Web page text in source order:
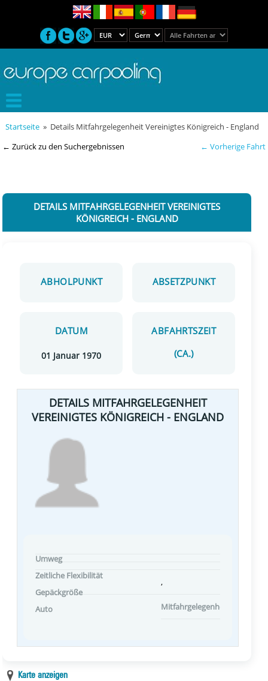
Startseite » Details Mitfahrgelegenheit Vereinigtes Königreich - England
← Zurück zu den Suchergebnissen
← Vorherige Fahrt
DETAILS MITFAHRGELEGENHEIT VEREINIGTES
KÖNIGREICH - ENGLAND
ABHOLPUNKT ABSETZPUNKT
DATUM
01 Januar 1970
ABFAHRTSZEIT
(CA.)
DETAILS MITFAHRGELEGENHEIT
VEREINIGTES KÖNIGREICH - ENGLAND
Umweg
Zeitliche Flexibilität
Gepäckgröße
Auto
,
Mitfahrgelegenheit
Karte anzeigen